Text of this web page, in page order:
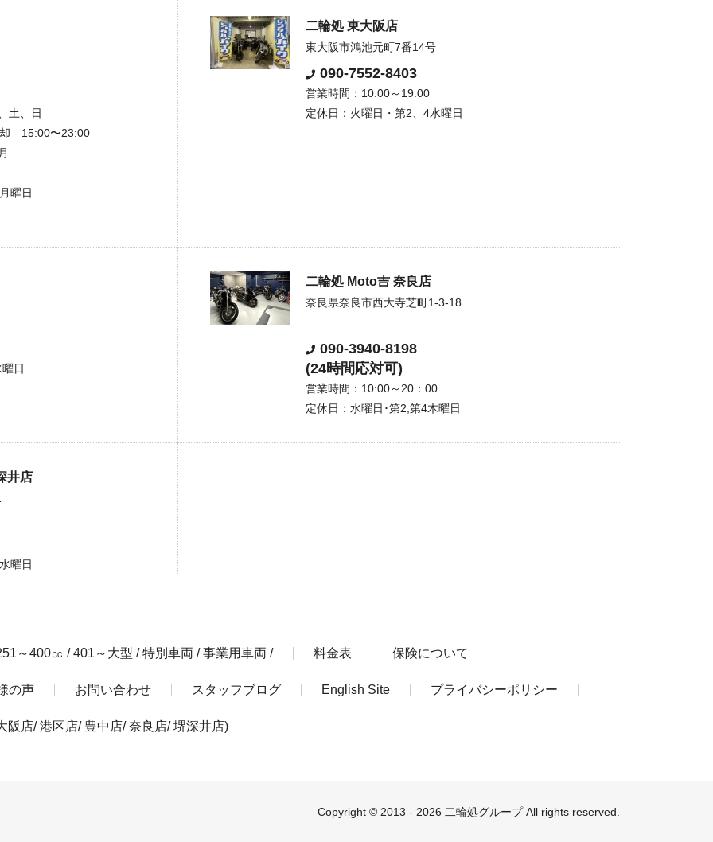
土、日
15:00〜23:00
曜日
二輪処 東大阪店
東大阪市鴻池元町7番14号
090-7552-8403
営業時間：10:00～19:00
定休日：火曜日・第2、4水曜日
日
二輪処 Moto吉 奈良店
奈良県奈良市西大寺芝町1-3-18
090-3940-8198
(24時間応対可)
営業時間：10:00～20：00
定休日：水曜日･第2,第4木曜日
井店
曜日
～400㏄ /401～大型 /特別車両 /事業用車両 / 料金表 保険について
の声 お問い合わせ スタッフブログ English Site プライバシーポリシー
阪店/港区店/ 豊中店/奈良店/堺深井店)
Copyright © 2013 - 2026 二輪処グループ All rights reserved.